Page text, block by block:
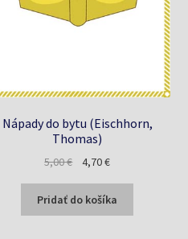
Nápady do bytu (Eischhorn,
Thomas)
5,00€
Pôvodná
bola:
5,00 €.
4,70€Aktuálna
je:
4,70 €.
Pridať do košíka